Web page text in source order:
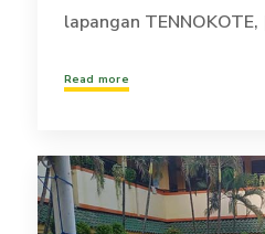
lapangan TENNOKOTE,
Read more